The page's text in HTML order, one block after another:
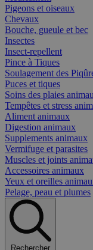
Pigeons et oiseaux
Chevaux
Bouche, gueule et bec
Insectes
Insect-repellent
Pince à Tiques
Soulagement des
Puces et tiques
Soins des plaies
Tempêtes et stress
Aliment animaux
Digestion animaux
Supplements animaux
Vermifuge et parasites
Muscles et joints
Accessoires animaux
Yeux et oreilles
Pelage, peau et plumes
Rechercher